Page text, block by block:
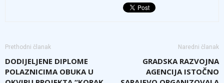
Prethodni članak
DODIJELJENE DIPLOME
POLAZNICIMA OBUKA U
Naredni članak
GRADSKA RAZVOJNA
AGENCIJA ISTOČNO